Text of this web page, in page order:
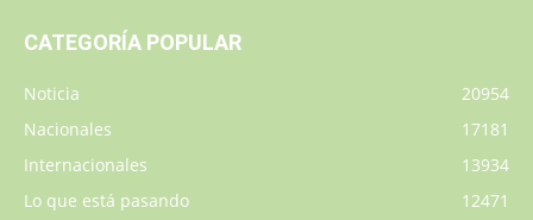
CATEGORÍA POPULAR
Noticia
20954
Nacionales
17181
Internacionales
13934
Lo que está pasando
12471